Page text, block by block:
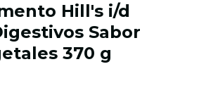
Hill's i/d
Sabor
370 g